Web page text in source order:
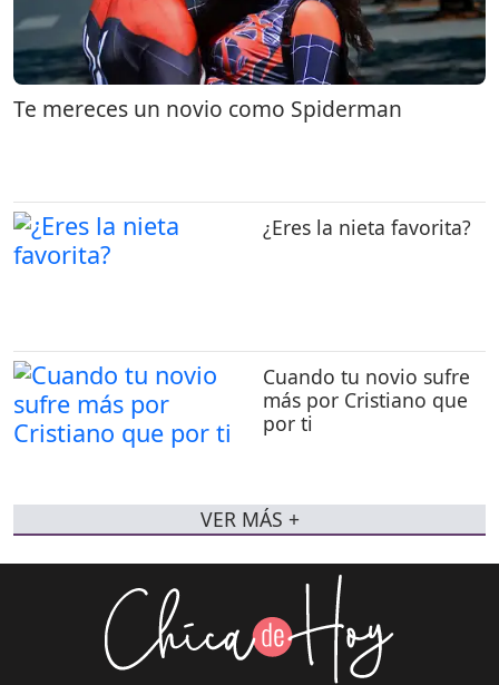
Te mereces un novio como Spiderman
¿Eres la nieta favorita?
Cuando tu novio sufre
más por Cristiano que
por ti
VER MÁS +